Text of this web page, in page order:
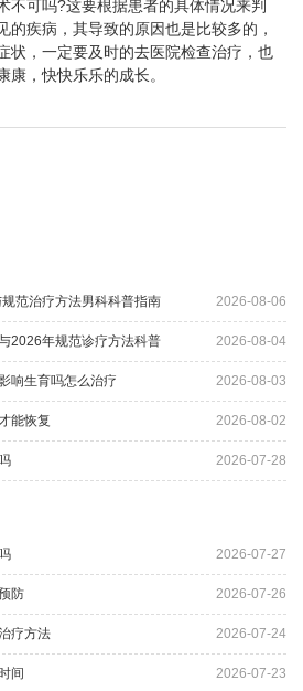
不可吗?这要根据患者的具体情况来判
的疾病，其导致的原因也是比较多的，
状，一定要及时的去医院检查治疗，也
康，快快乐乐的成长。
范治疗方法男科科普指南 2026-08-06
2026年规范诊疗方法科普 2026-08-04
响生育吗怎么治疗 2026-08-03
能恢复 2026-08-02
2026-07-28
2026-07-27
防 2026-07-26
疗方法 2026-07-24
间 2026-07-23